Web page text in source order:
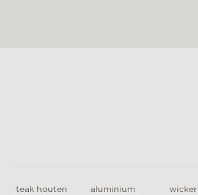
teak houten aluminium wicker